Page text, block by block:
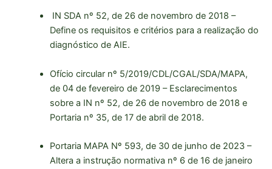
IN SDA nº 52, de 26 de novembro de 2018 –
Define os requisitos e critérios para a realização do
diagnóstico de AIE.
Ofício circular nº 5/2019/CDL/CGAL/SDA/MAPA,
de 04 de fevereiro de 2019 – Esclarecimentos
sobre a IN nº 52, de 26 de novembro de 2018 e
Portaria nº 35, de 17 de abril de 2018.
Portaria MAPA Nº 593, de 30 de junho de 2023 –
Altera a instrução normativa nº 6 de 16 de janeiro